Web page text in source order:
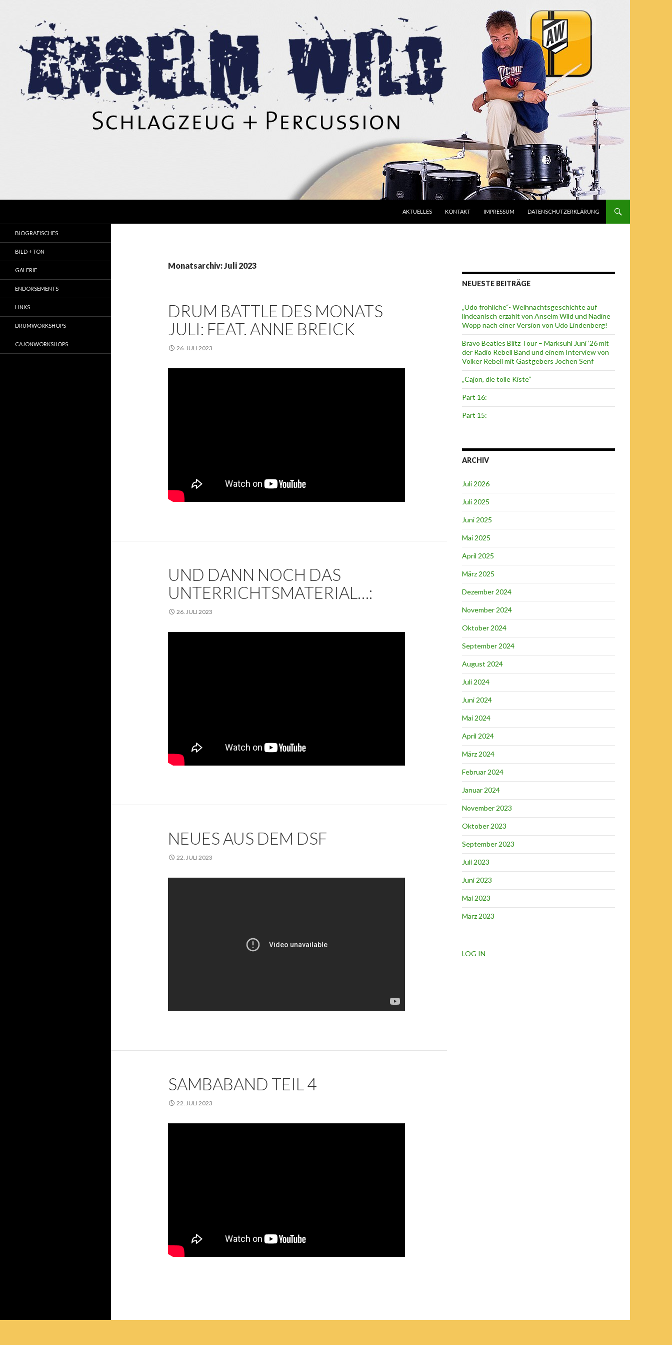
AKTUELLES
KONTAKT IMPRESSUM DATENSCHUTZERKLÄRUNG
Monatsarchiv: Juli 2023
DRUM BATTLE DES MONATS
JULI: FEAT. ANNE BREICK
26. JULI 2023
UND DANN NOCH DAS
UNTERRICHTSMATERIAL…:
26. JULI 2023
NEUES AUS DEM DSF
22. JULI 2023
SAMBABAND TEIL 4
22. JULI 2023
NEUESTE BEITRÄGE
„Udo fröhliche“- Weihnachtsgeschichte auf
lindeanisch erzählt von Anselm Wild und Nadine
Wopp nach einer Version von Udo Lindenberg!
Bravo Beatles Blitz Tour – Marksuhl Juni ’26 mit
der Radio Rebell Band und einem Interview von
Volker Rebell mit Gastgebers Jochen Senf
„Cajon, die tolle Kiste“
Part 16:
Part 15:
ARCHIV
Juli 2026
Juli 2025
Juni 2025
Mai 2025
April 2025
März 2025
Dezember 2024
November 2024
Oktober 2024
September 2024
August 2024
Juli 2024
Juni 2024
Mai 2024
April 2024
März 2024
Februar 2024
Januar 2024
November 2023
Oktober 2023
September 2023
Juli 2023
Juni 2023
Mai 2023
März 2023
LOG IN
BIOGRAFISCHES
BILD + TON
GALERIE
ENDORSEMENTS
LINKS
DRUMWORKSHOPS
CAJONWORKSHOPS